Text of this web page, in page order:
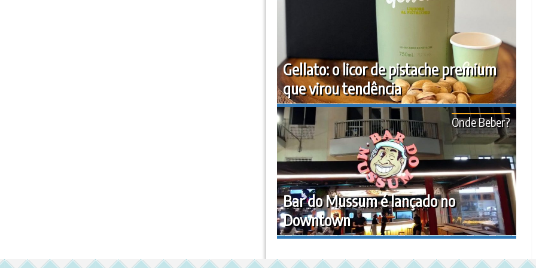
Gellato: o licor de pistache premium
que virou tendência
Bar do Mussum é lançado no
Downtown
Onde Beber?